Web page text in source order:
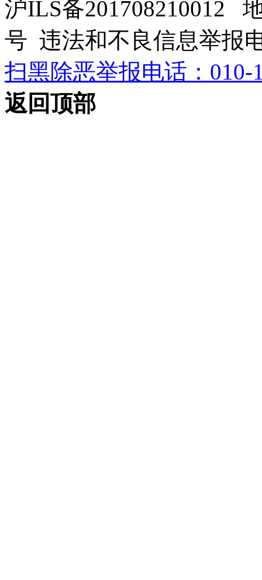
沪ILS备201708210012
号 违法和不良信息举报
扫黑除恶举报电话：010-
返回顶部